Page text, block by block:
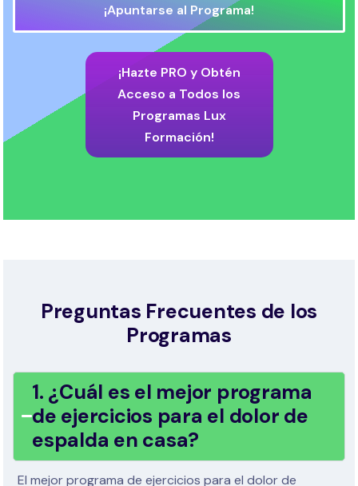
¡Apuntarse al Programa!
¡Hazte PRO y Obtén
Acceso a Todos los
Programas Lux
Formación!
Preguntas Frecuentes de los
Programas
1. ¿Cuál es el mejor programa
de ejercicios para el dolor de
espalda en casa?
El mejor programa de ejercicios para el dolor de